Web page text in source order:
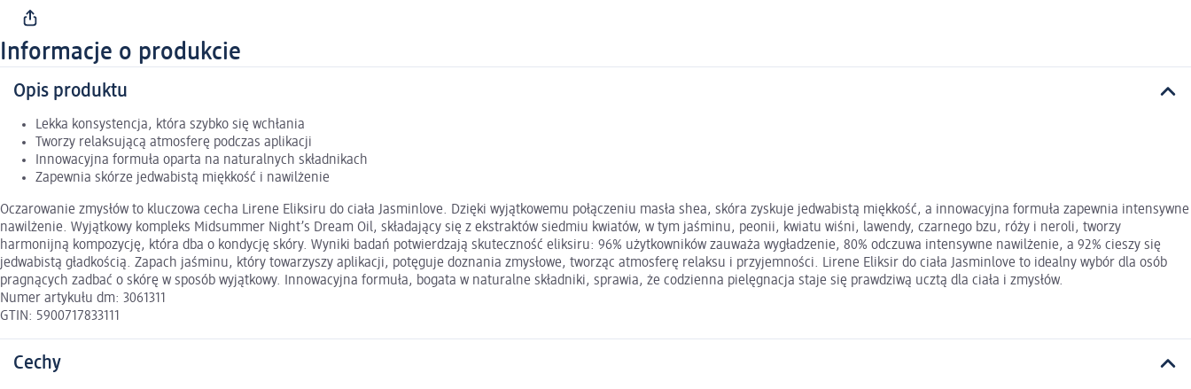
Informacje o produkcie
Opis produktu
Lekka konsystencja, która szybko się wchłania
Tworzy relaksującą atmosferę podczas aplikacji
Innowacyjna formuła oparta na naturalnych składnikach
Zapewnia skórze jedwabistą miękkość i nawilżenie
Oczarowanie zmysłów to kluczowa cecha Lirene Eliksiru do ciała Jasminlove. Dzięki wyjątkowemu połączeniu masła shea, skóra zyskuje jedwabistą miękkość, a innowacyjna formuła zapewnia intensywne
nawilżenie. Wyjątkowy kompleks Midsummer Night’s Dream Oil, składający się z ekstraktów siedmiu kwiatów, w tym jaśminu, peonii, kwiatu wiśni, lawendy, czarnego bzu, róży i neroli, tworzy
harmonijną kompozycję, która dba o kondycję skóry. Wyniki badań potwierdzają skuteczność eliksiru: 96% użytkowników zauważa wygładzenie, 80% odczuwa intensywne nawilżenie, a 92% cieszy się
jedwabistą gładkością. Zapach jaśminu, który towarzyszy aplikacji, potęguje doznania zmysłowe, tworząc atmosferę relaksu i przyjemności. Lirene Eliksir do ciała Jasminlove to idealny wybór dla osób
pragnących zadbać o skórę w sposób wyjątkowy. Innowacyjna formuła, bogata w naturalne składniki, sprawia, że codzienna pielęgnacja staje się prawdziwą ucztą dla ciała i zmysłów.
Numer artykułu dm: 3061311
GTIN: 5900717833111
Cechy